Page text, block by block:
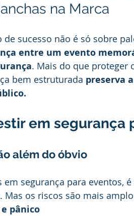
na Marca
de sucesso não é só sobre
entre um evento
. Mais do que proteger
bem estruturada preserva
em segurança
além do óbvio
em segurança para eventos,
Mas os riscos são mais
pânico